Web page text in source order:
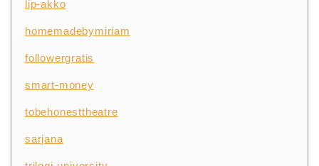
lip-akko
homemadebymiriam
followergratis
smart-money
tobehonesttheatre
sarjana